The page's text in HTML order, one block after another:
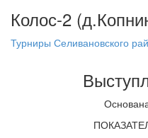
Колос-2
Турниры Селивановского